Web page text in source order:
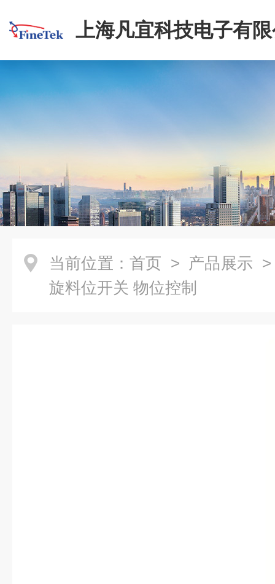
上海凡宜科技电子有
当前位置： 首页 > 产品展示
旋料位开关 物位控制